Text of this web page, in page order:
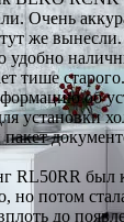
Очень
же
удобно
тише
об
установки
RL50RR был
но потом
до